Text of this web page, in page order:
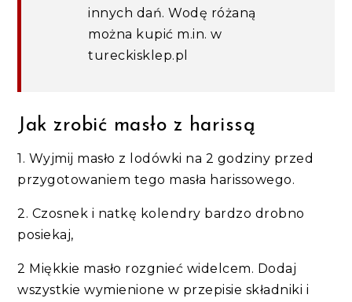
innych dań. Wodę różaną
można kupić m.in. w
tureckisklep.pl
Jak zrobić masło z harissą
1. Wyjmij masło z lodówki na 2 godziny przed
przygotowaniem tego masła harissowego.
2. Czosnek i natkę kolendry bardzo drobno
posiekaj,
2 Miękkie masło rozgnieć widelcem. Dodaj
wszystkie wymienione w przepisie składniki i